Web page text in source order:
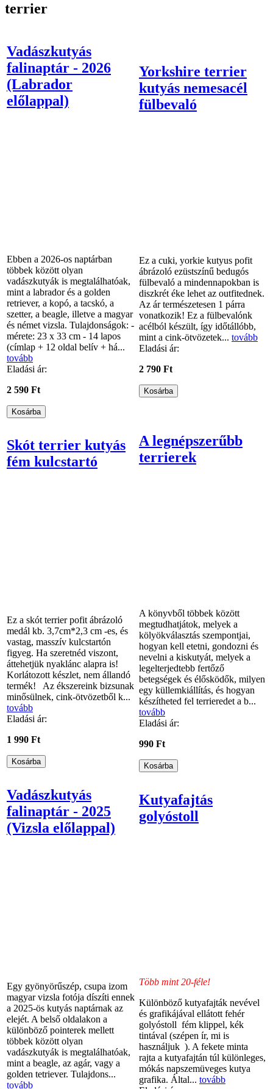
terrier
Vadászkutyás
falinaptár - 2026
(Labrador
előlappal)
Ebben a 2026-os naptárban
többek között olyan
vadászkutyák is megtalálhatóak,
mint a labrador és a golden
retriever, a kopó, a tacskó, a
szetter, a beagle, illetve a magyar
és német vizsla. Tulajdonságok: -
mérete: 23 x 33 cm - 14 lapos
(címlap + 12 oldal belív + há...
tovább
Eladási ár:
2 590 Ft
Yorkshire terrier
kutyás nemesacél
fülbevaló
Ez a cuki, yorkie kutyus pofit
ábrázoló ezüstszínű bedugós
fülbevaló a mindennapokban is
diszkrét éke lehet az outfitednek.
Az ár természetesen 1 párra
vonatkozik! Ez a fülbevalónk
acélból készült, így időtállóbb,
mint a cink-ötvözetek... tovább
Eladási ár:
2 790 Ft
Skót terrier kutyás
fém kulcstartó
Ez a skót terrier pofit ábrázoló
medál kb. 3,7cm*2,3 cm -es, és
vastag, masszív kulcstartón
figyeg. Ha szeretnéd viszont,
áttehetjük nyaklánc alapra is!
Korlátozott készlet, nem állandó
termék! Az ékszereink bizsunak
minősülnek, cink-ötvözetből k...
tovább
Eladási ár:
1 990 Ft
A legnépszerűbb
terrierek
A könyvből többek között
megtudhatjátok, melyek a
kölyökválasztás szempontjai,
hogyan kell etetni, gondozni és
nevelni a kiskutyát, melyek a
legelterjedtebb fertőző
betegségek és élősködők, milyen
egy küllemkiállítás, és hogyan
készítheted fel terrieredet a b...
tovább
Eladási ár:
990 Ft
Vadászkutyás
falinaptár - 2025
(Vizsla előlappal)
Egy gyönyörűszép, csupa izom
magyar vizsla fotója díszíti ennek
a 2025-ös kutyás naptárnak az
elejét. A belső oldalakon a
különböző pointerek mellett
többek között olyan
vadászkutyák is megtalálhatóak,
mint a beagle, az agár, vagy a
golden tetriever. Tulajdons...
tovább
Kutyafajtás
golyóstoll
Több mint 20-féle!
Különböző kutyafajták nevével
és grafikájával ellátott fehér
golyóstoll fém klippel, kék
tintával (szépen ír, mi is
használjuk ). A fekete minta
rajta a kutyafajtán túl különleges,
mókás napszemüveges kutya
grafika. Által... tovább